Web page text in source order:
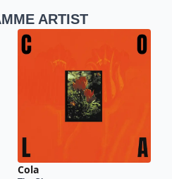
ARTIST
Cola